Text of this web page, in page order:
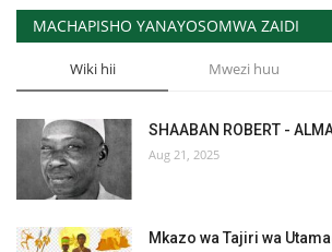
MACHAPISHO YANAYOSOMWA ZAIDI
Wiki hii Mwezi huu
SHAABAN ROBERT -
Aug 21, 2025
Mkazo wa Tajiri wa